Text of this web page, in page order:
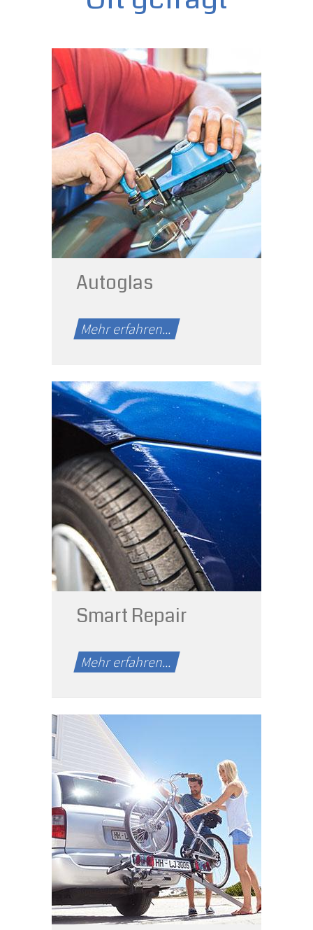
Autoverglasung &
Scheibenreparatur
Autoglas
Mehr erfahren...
Schnelle Lösung für
kleine Schäden
Smart Repair
Mehr erfahren...
Beratung und Einbau
von
Anhängerkupplung
und Fahrradträger